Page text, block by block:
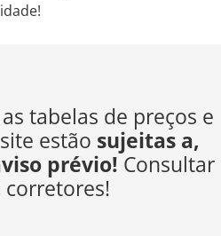
tabelas de preços e
estão sujeitas a,
prévio! Consultar
corretores!